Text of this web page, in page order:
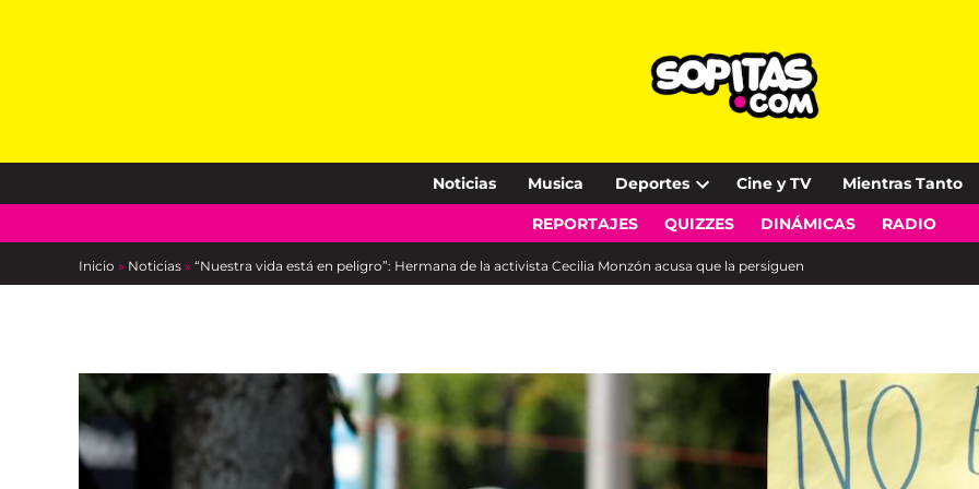
Noticias Musica Deportes
Open
dropdown
Cine y TV Mientras Tanto
REPORTAJES QUIZZES DINÁMICAS RADIO
Inicio » Noticias » “Nuestra vida está en peligro”: Hermana de la activista Cecilia Monzón acusa que la persiguen